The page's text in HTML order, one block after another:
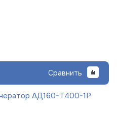
Сравнить
АД160-Т400-1Р